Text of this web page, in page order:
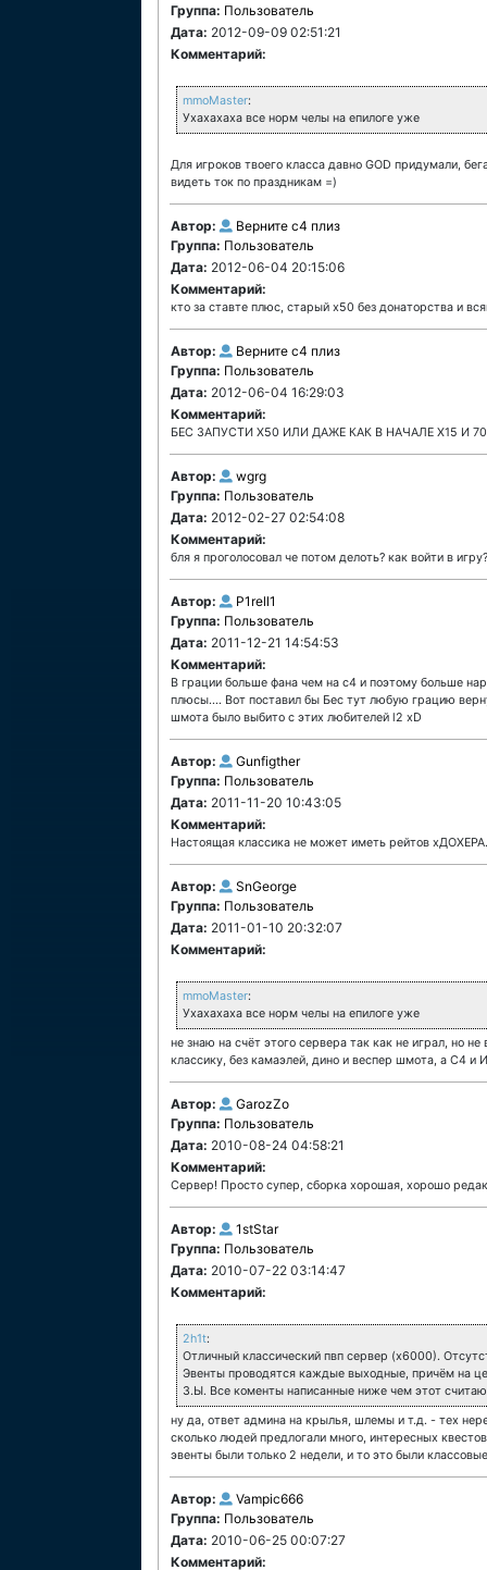
Группа: Пользователь
Дата: 2012-09-09 02:51:21
Комментарий:
mmoMaster:
Ухахахаха все норм челы на епилоге уже
Для игроков твоего класса давно GOD придумали,
видеть ток по праздникам =)
Автор:
Верните с4 плиз
Группа: Пользователь
Дата: 2012-06-04 20:15:06
Комментарий:
кто за ставте плюс, старый х50 без донаторства и
Автор:
Верните с4 плиз
Группа: Пользователь
Дата: 2012-06-04 16:29:03
Комментарий:
БЕС ЗАПУСТИ Х50 ИЛИ ДАЖЕ КАК В НАЧАЛЕ Х15 И
Автор:
wgrg
Группа: Пользователь
Дата: 2012-02-27 02:54:08
Комментарий:
бля я проголосовал че потом делоть? как войти в игру?
Автор:
P1rell1
Группа: Пользователь
Дата: 2011-12-21 14:54:53
Комментарий:
В грации больше фана чем на с4 и поэтому больше
плюсы.... Вот поставил бы Бес тут любую грацию
шмота было выбито с этих любителей l2 xD
Автор:
Gunfigther
Группа: Пользователь
Дата: 2011-11-20 10:43:05
Комментарий:
Настоящая классика не может иметь рейтов
Автор:
SnGeorge
Группа: Пользователь
Дата: 2011-01-10 20:32:07
Комментарий:
mmoMaster:
Ухахахаха все норм челы на епилоге уже
не знаю на счёт этого сервера так как не играл, но
классику, без камаэлей, дино и веспер шмота, а С4 и
Автор:
GarozZo
Группа: Пользователь
Дата: 2010-08-24 04:58:21
Комментарий:
Сервер! Просто супер, сборка хорошая, хорошо
Автор:
1stStar
Группа: Пользователь
Дата: 2010-07-22 03:14:47
Комментарий:
2h1t:
Отличный классический пвп сервер (х6000).
Эвенты проводятся каждые выходные, причём на
З.Ы. Все коменты написанные ниже чем этот
ну да, ответ админа на крылья, шлемы и т.д. - тех
сколько людей предлогали много, интересных
эвенты были только 2 недели, и то это были
Автор:
Vampic666
Группа: Пользователь
Дата: 2010-06-25 00:07:27
Комментарий: